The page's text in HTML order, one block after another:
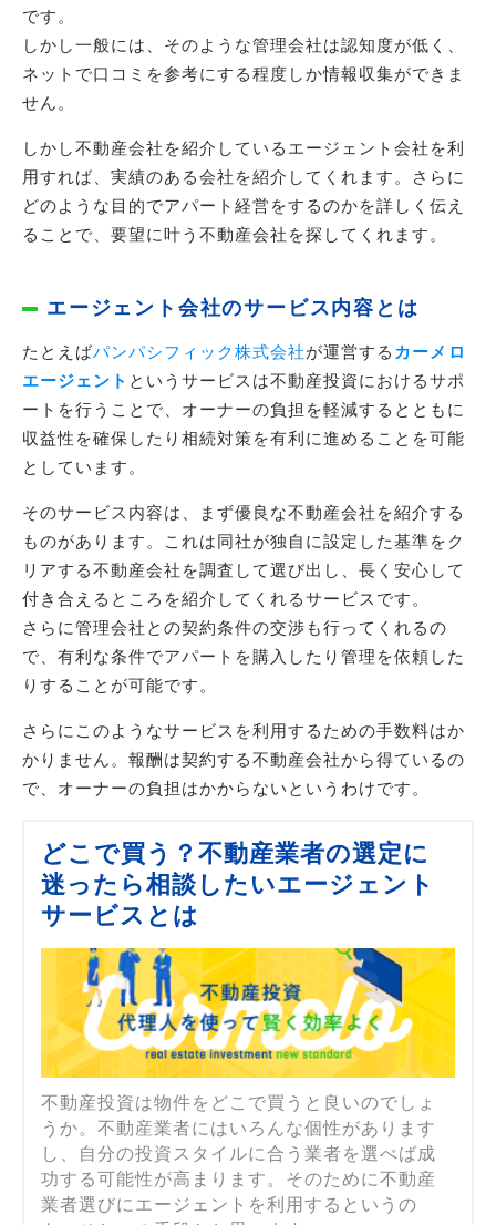
です。
しかし一般には、そのような管理会社は認知度が低く、
ネットで口コミを参考にする程度しか情報収集ができま
せん。
しかし不動産会社を紹介しているエージェント会社を利
用すれば、実績のある会社を紹介してくれます。さらに
どのような目的でアパート経営をするのかを詳しく伝え
ることで、要望に叶う不動産会社を探してくれます。
エージェント会社のサービス内容とは
たとえばパンパシフィック株式会社が運営する カーメロ
エージェント というサービスは不動産投資におけるサポ
ートを行うことで、オーナーの負担を軽減するとともに
収益性を確保したり相続対策を有利に進めることを可能
としています。
そのサービス内容は、まず優良な不動産会社を紹介する
ものがあります。これは同社が独自に設定した基準をク
リアする不動産会社を調査して選び出し、長く安心して
付き合えるところを紹介してくれるサービスです。
さらに管理会社との契約条件の交渉も行ってくれるの
で、有利な条件でアパートを購入したり管理を依頼した
りすることが可能です。
さらにこのようなサービスを利用するための手数料はか
かりません。報酬は契約する不動産会社から得ているの
で、オーナーの負担はかからないというわけです。